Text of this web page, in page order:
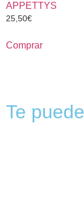
APPETTYS
25,50€
Comprar
Te